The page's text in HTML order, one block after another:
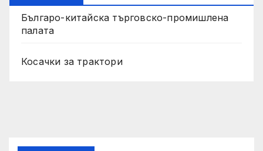
Българо-китайска търговско-промишлена
палата
Косачки за трактори